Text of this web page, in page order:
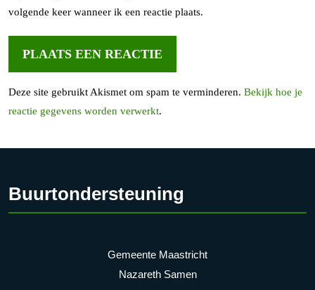
volgende keer wanneer ik een reactie plaats.
Deze site gebruikt Akismet om spam te verminderen. Bekijk hoe je
reactie gegevens worden verwerkt.
Buurtondersteuning
Gemeente Maastricht
Nazareth Samen